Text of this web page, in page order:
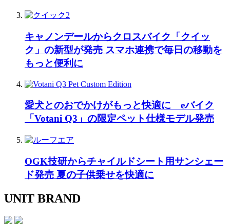
キャノンデールからクロスバイク「クイッ
ク」の新型が発売 スマホ連携で毎日の移動を
もっと便利に
愛犬とのおでかけがもっと快適に eバイク
「Votani Q3」の限定ペット仕様モデル発売
OGK技研からチャイルドシート用サンシェー
ド発売 夏の子供乗せを快適に
UNIT BRAND